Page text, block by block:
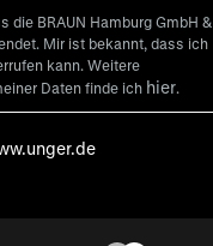
die BRAUN Hamburg GmbH &
Mir ist bekannt, dass ich
kann. Weitere
Daten finde ich hier.